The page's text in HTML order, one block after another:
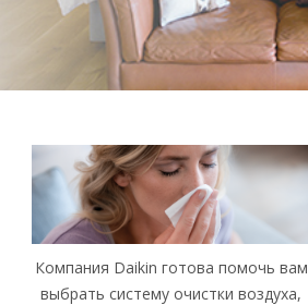
Компания Daikin готова помочь вам
выбрать систему очистки воздуха,